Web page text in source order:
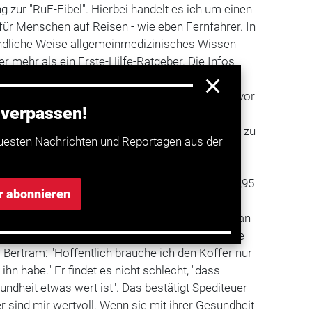
Nachrichten und Reportagen aus der
abonnieren
zur "RuF-Fibel". Hierbei handelt es ich um einen
Menschen auf Reisen - wie eben Fernfahrer. In
Weise allgemeinmedizinisches Wissen
mehr als ein Erste-Hilfe-Ratgeber. Die Infos
besser beurteilt werden können.
Medikament einzusetzen und vor
in der Fibel. Natürlich, so Dr. Ruf, "endet
Ansage, wann ein Arzt zu Rate gezogen bzw. zu
Dennoch sei es gut, ein Laie habe in der Not
dabei, das mehr sei als nur ein
Rund 3000 Exemplare des Büchleins (14,95
Nun hat Dr. Ruf dem Handbuch das Produkt
apotheke" enthält eine Zusammenstellung an
für kleine und mittlere medizinische
"Hoffentlich brauche ich den Koffer nur
habe." Er findet es nicht schlecht, "dass
etwas wert ist". Das bestätigt Spediteuer
sind mir wertvoll. Wenn sie mit ihrer Gesundheit